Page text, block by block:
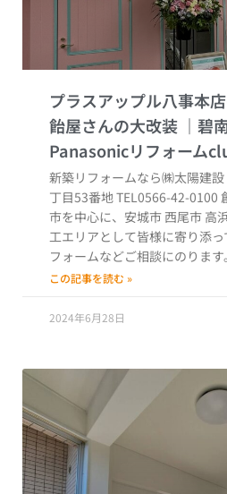
プラスアップル八事本
飴屋さんの大改装
新築リフォームなら㈱太陽建
丁目53番地 TEL0566-42-0100
市を中心に、安城市 西尾市 高
工エリアとして皆様に寄り添
フォームなどご相談にのります。
この記事を読む »
2024年6月28日